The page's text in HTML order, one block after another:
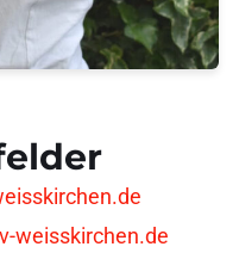
weisskirchen.de